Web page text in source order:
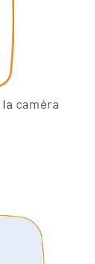
caméra